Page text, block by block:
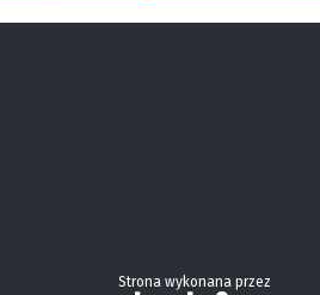
Strona wykonana przez